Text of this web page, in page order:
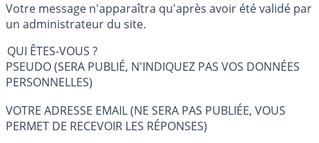
Votre message n'apparaîtra qu'après avoir été validé par
un administrateur du site.
QUI ÊTES-VOUS ?
PSEUDO (SERA PUBLIÉ, N'INDIQUEZ PAS VOS DONNÉES
PERSONNELLES)
VOTRE ADRESSE EMAIL (NE SERA PAS PUBLIÉE, VOUS
PERMET DE RECEVOIR LES RÉPONSES)